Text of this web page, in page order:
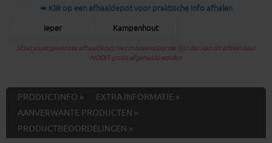
➥ Klik op een afhaaldepot voor praktische info afhalen
Ieper Kampenhout
Staat jouw gewenste afhaaldepot niet in bovenstaande lijst dan kan dit artikel daar
NOOIT gratis afgehaald worden
PRODUCTINFO »
EXTRA INFORMATIE »
AANVERWANTE PRODUCTEN »
PRODUCTBEOORDELINGEN »